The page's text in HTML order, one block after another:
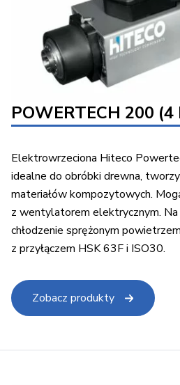
POWERTECH 200 (4
Elektrowrzeciona Hiteco
idealne do obróbki drewna,
materiałów kompozytowych.
z wentylatorem elektrycznym.
chłodzenie sprężonym
z przyłączem HSK 63F i ISO30.
Zobacz produkty